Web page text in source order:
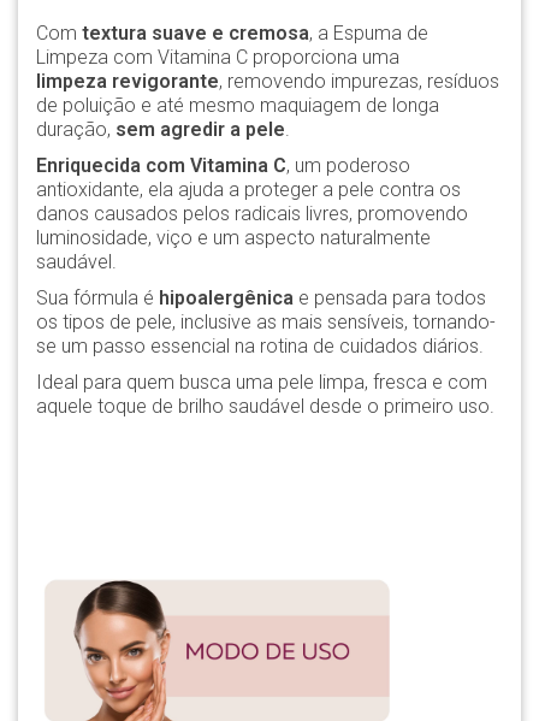
Com textura suave e cremosa, a Espuma de
Limpeza com Vitamina C proporciona uma
limpeza revigorante, removendo impurezas, resíduos
de poluição e até mesmo maquiagem de longa
duração, sem agredir a pele.
Enriquecida com Vitamina C, um poderoso
antioxidante, ela ajuda a proteger a pele contra os
danos causados pelos radicais livres, promovendo
luminosidade, viço e um aspecto naturalmente
saudável.
Sua fórmula é hipoalergênica e pensada para todos
os tipos de pele, inclusive as mais sensíveis, tornando-
se um passo essencial na rotina de cuidados diários.
Ideal para quem busca uma pele limpa, fresca e com
aquele toque de brilho saudável desde o primeiro uso.